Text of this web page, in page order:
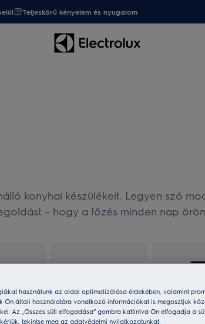
Teljeskörű kényelem és nyugalom
konyhai készülékeit. Legyen szó
– hogy a főzés minden nap
használunk az oldal optimalizálása érdekében, valamint
Ön általi használatára vonatkozó információkat is megosztjuk
Az „Összes süti elfogadása” gombra kattintva Ön elfogadja a
tekintse meg az adatvédelmi nyilatkozatunkat.